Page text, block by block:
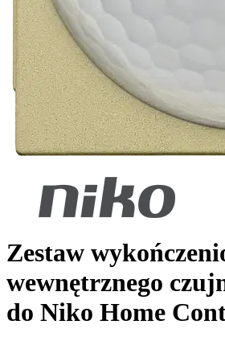
Zestaw
wewnętrznego
do Niko Home